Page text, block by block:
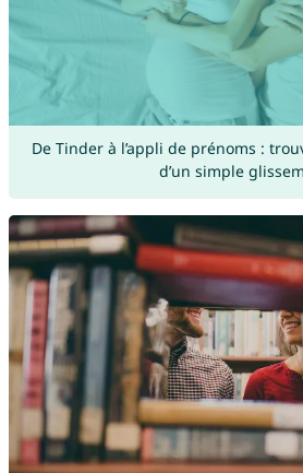
De Tinder à l’appli de prénoms :
d’un simple